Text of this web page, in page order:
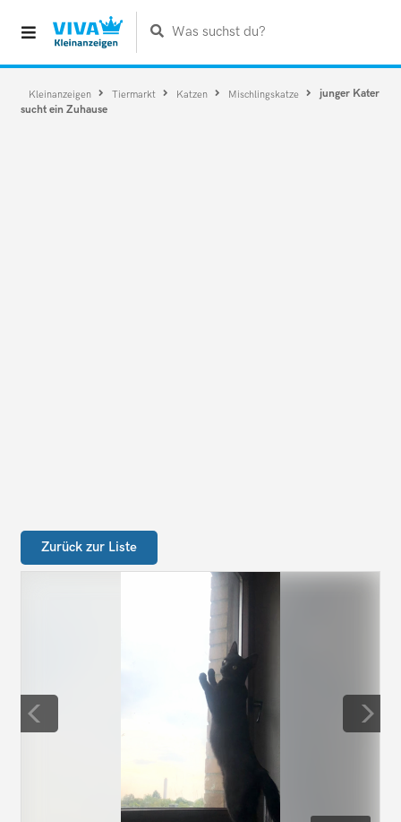
Was suchst du?
Kleinanzeigen Tiermarkt Katzen Mischlingskatze
junger Kater
sucht ein Zuhause
Zurück zur Liste